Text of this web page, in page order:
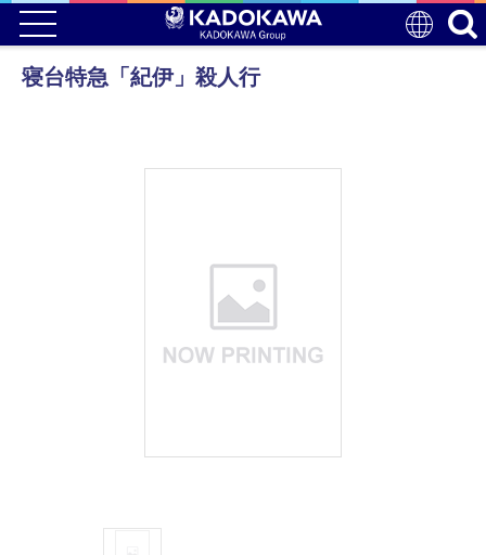
寝台特急「紀伊」殺人行